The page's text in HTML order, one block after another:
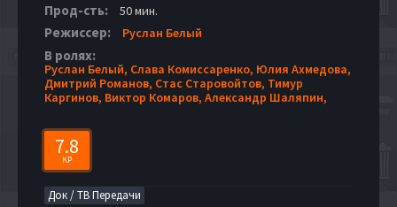
Прод-сть: 50 мин.
Режиссер: Руслан Белый
В ролях:
Руслан Белый, Слава Комиссаренко, Юлия Ахмедова,
Дмитрий Романов, Стас Старовойтов, Тимур
Каргинов, Виктор Комаров, Александр Шаляпин,
7.8
KP
Док / ТВ Передачи